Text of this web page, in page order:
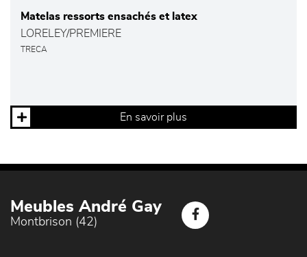
Matelas ressorts ensachés et latex
LORELEY/PREMIERE
TRECA
En savoir plus
Meubles André Gay
Montbrison (42)